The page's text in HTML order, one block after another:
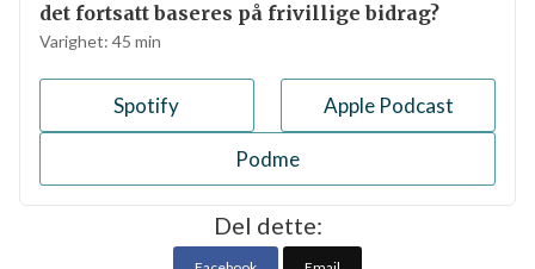
Hyttepraten snakker om løypekjøring,
45min
Spotify Apple Podcast
Podme